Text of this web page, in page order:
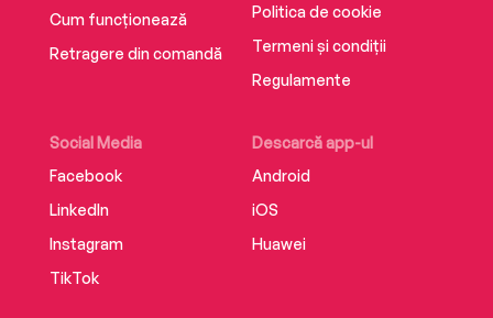
Cum funcționează
Retragere din comandă
Social Media
Facebook
LinkedIn
Instagram
TikTok
Descarcă app-ul
Android
iOS
Huawei
Politica de cookie
Termeni și condiții
Regulamente